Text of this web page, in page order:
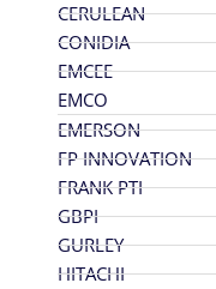
CERULEAN
CONIDIA
EMCEE
EMCO
EMERSON
FP INNOVATION
FRANK PTI
GBPI
GURLEY
HITACHI